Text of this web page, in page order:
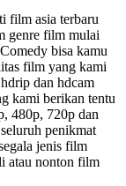
film asia terbaru
genre film mulai
bisa kamu
film yang kami
dan hdcam
kami berikan tentu
480p, 720p dan
penikmat
jenis film
atau nonton film